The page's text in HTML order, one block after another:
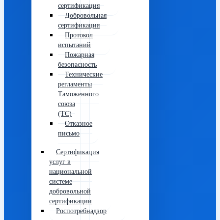
сертификация
Добровольная
сертификация
Протокол
испытаний
Пожарная
безопасность
Технические
регламенты
Таможенного
союза
(ТС)
Отказное
письмо
Сертификация
услуг в
национальной
системе
добровольной
сертификации
Роспотребнадзор